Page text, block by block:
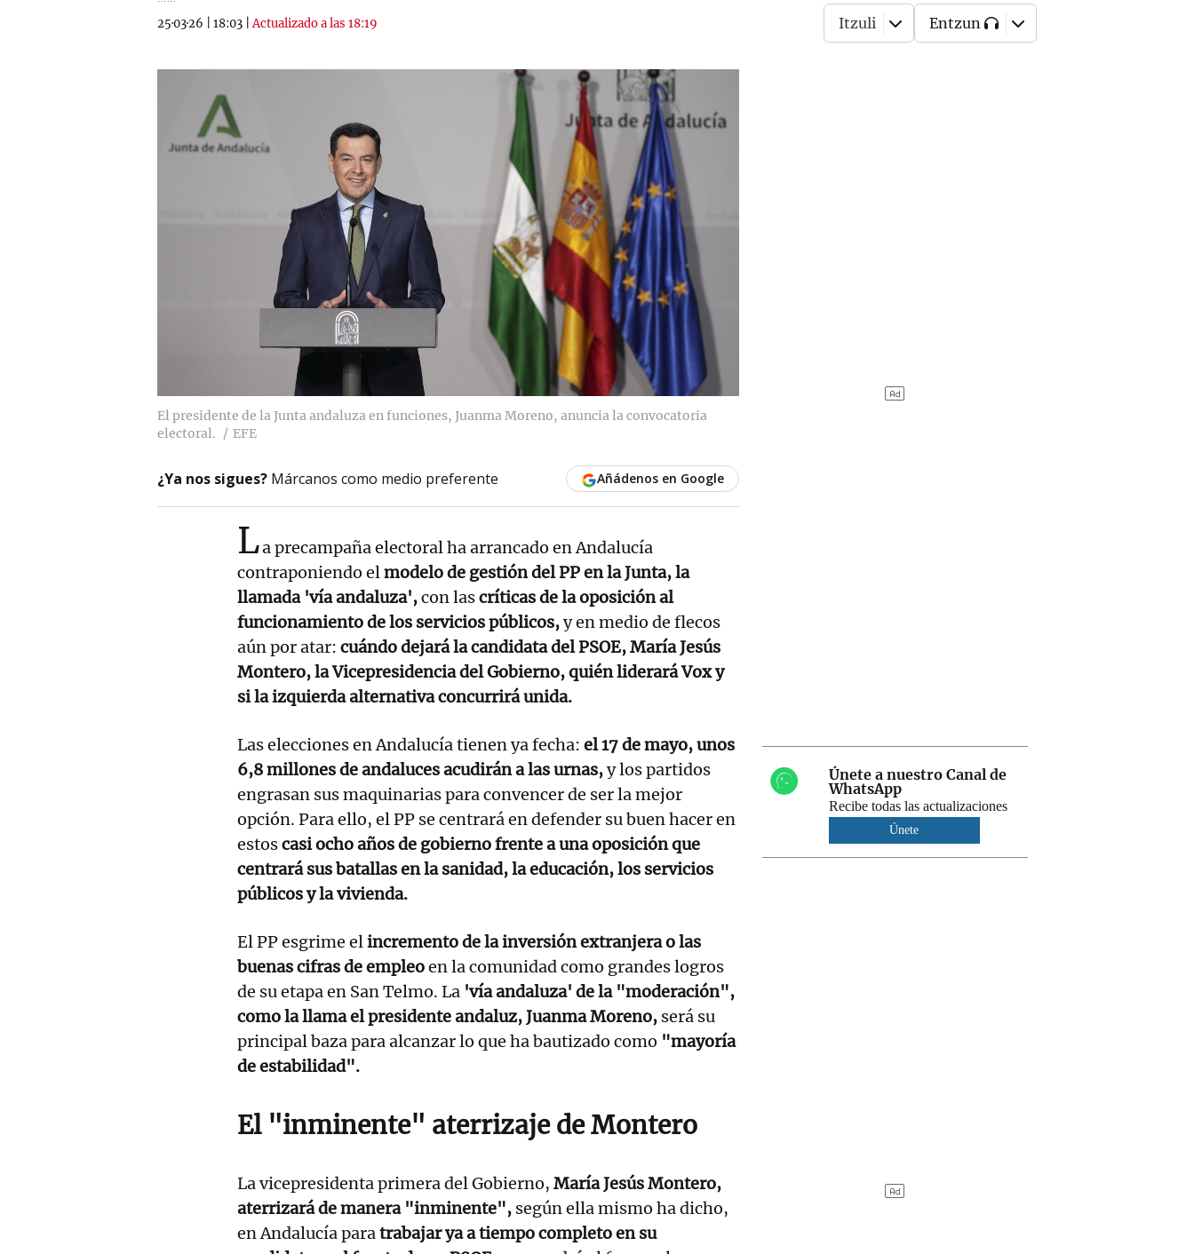
25·03·26 18:03 |Actualizado a las 18:19 Itzuli Entzun
El presidente de la Junta andaluza en funciones, Juanma Moreno, anuncia la convocatoria
electoral.
EFE
¿Ya nos sigues? Márcanos como medio preferente Añádenos en Google
La precampaña electoral ha arrancado en Andalucía
contraponiendo elmodelo de gestión del PP en la Junta, la
llamada 'vía andaluza',con lascríticas de la oposición al
funcionamiento de los servicios públicos,y en medio de flecos
aún por atar: cuándo dejará la candidata del PSOE, María Jesús
Montero, la Vicepresidencia del Gobierno, quién liderará Vox y
si la izquierda alternativa concurrirá unida.
Las elecciones en Andalucía tienen ya fecha: el 17 de mayo, unos
6,8 millones de andaluces acudirán a las urnas,y los partidos
engrasan sus maquinarias para convencer de ser la mejor
opción. Para ello, el PP se centrará en defender su buen hacer en
estoscasi ocho años de gobierno frente a una oposición que
centrará sus batallas en la sanidad, la educación, los servicios
públicos y la vivienda.
El PP esgrime elincremento de la inversión extranjera o las
buenas cifras de empleoen la comunidad como grandes logros
de su etapa en San Telmo. La 'vía andaluza' de la "moderación",
como la llama el presidente andaluz, Juanma Moreno, será su
principal baza para alcanzar lo que ha bautizado como "mayoría
de estabilidad".
El "inminente" aterrizaje de Montero
La vicepresidenta primera del Gobierno, María Jesús Montero,
aterrizará de manera "inminente", según ella mismo ha dicho,
en Andalucía paratrabajar ya a tiempo completo en su
Únete a nuestro Canal de
WhatsApp
Recibe todas las actualizaciones
Únete